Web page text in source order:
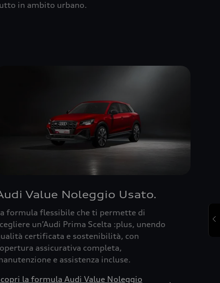
in ambito urbano.
Value Noleggio Usato.
formula flessibile che ti permette di
un’Audi Prima Scelta :plus, unendo
certificata e sostenibilità, con
assicurativa completa,
e assistenza incluse.
la formula Audi Value Noleggio